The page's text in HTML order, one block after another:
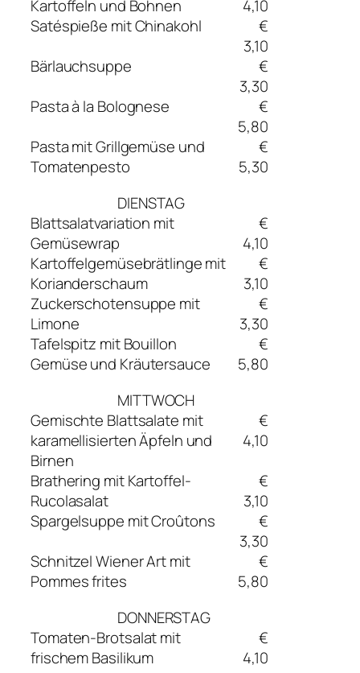
Kartoffeln und Bohnen
4,10
Satéspieße mit Chinakohl
€
3,10
Bärlauchsuppe
€
3,30
Pasta à la Bolognese
€
5,80
Pasta mit Grillgemüse und
Tomatenpesto
€
5,30
DIENSTAG
Blattsalatvariation mit
Gemüsewrap
€
4,10
Kartoffelgemüsebrätlinge mit
Korianderschaum
€
3,10
Zuckerschotensuppe mit
Limone
€
3,30
Tafelspitz mit Bouillon
Gemüse und Kräutersauce
€
5,80
MITTWOCH
Gemischte Blattsalate mit
karamellisierten Äpfeln und
Birnen
€
4,10
Brathering mit Kartoffel-
Rucolasalat
€
3,10
Spargelsuppe mit Croûtons
€
3,30
Schnitzel Wiener Art mit
Pommes frites
€
5,80
DONNERSTAG
Tomaten-Brotsalat mit
frischem Basilikum
€
4,10